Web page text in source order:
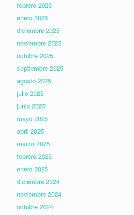
febrero 2026
enero 2026
diciembre 2025
noviembre 2025
octubre 2025
septiembre 2025
agosto 2025
julio 2025
junio 2025
mayo 2025
abril 2025
marzo 2025
febrero 2025
enero 2025
diciembre 2024
noviembre 2024
octubre 2024